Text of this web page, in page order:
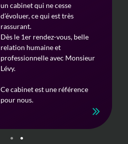
Je vous remercie pour votre
travail d’accompagnement et
de conseil.
un cabinet qui ne cesse
d’évoluer, ce qui est très
rassurant.
Dès le 1er rendez-vous, belle
relation humaine et
professionnelle avec Monsieur
Lévy.
Ce cabinet est une référence
pour nous.